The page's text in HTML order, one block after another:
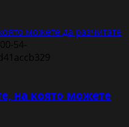
можете да разчитате
на която можете